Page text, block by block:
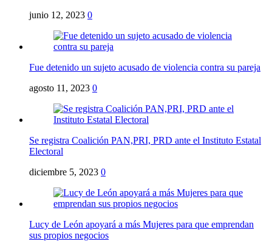
junio 12, 2023 0
Fue detenido un sujeto acusado de violencia contra su pareja
agosto 11, 2023 0
Se registra Coalición PAN,PRI, PRD ante el Instituto Estatal
Electoral
diciembre 5, 2023 0
Lucy de León apoyará a más Mujeres para que emprendan
sus propios negocios